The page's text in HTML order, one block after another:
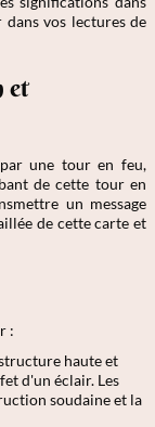
vos lectures de
et
une tour en feu,
de cette tour en
un message
de cette carte et
:
haute et
d'un éclair. Les
soudaine et la